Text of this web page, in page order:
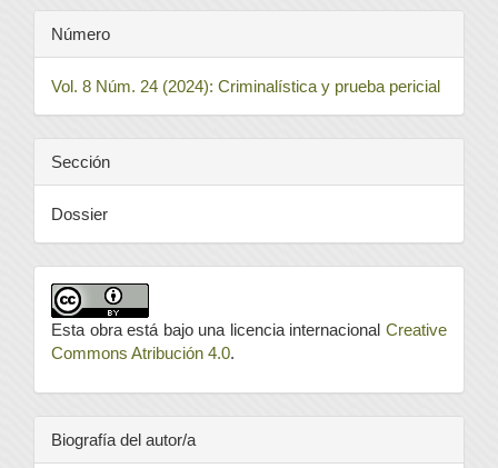
Número
Vol. 8 Núm. 24 (2024): Criminalística y prueba pericial
Sección
Dossier
Esta obra está bajo una licencia internacional Creative
Commons Atribución 4.0.
Biografía del autor/a